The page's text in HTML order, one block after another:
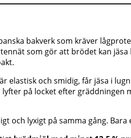
bakverk som kräver
som gör att brödet kan
elastisk och smidig, får jäsa i
på locket efter gräddningen
och lyxigt på samma gång.